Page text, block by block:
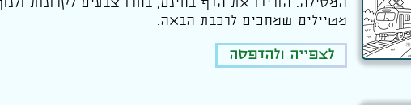
המסילה. הורידו את הדף בחינם, בחרו צבעים לקרונות
מטיילים שמחכים לרכבת הבאה.
לצפייה ולהדפסה